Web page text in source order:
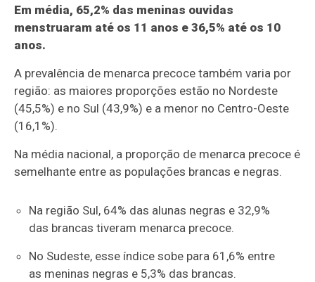
Em média, 65,2% das meninas ouvidas
menstruaram até os 11 anos e 36,5% até os 10
anos.
A prevalência de menarca precoce também varia por
região: as maiores proporções estão no Nordeste
(45,5%) e no Sul (43,9%) e a menor no Centro-Oeste
(16,1%).
Na média nacional, a proporção de menarca precoce é
semelhante entre as populações brancas e negras.
Na região Sul, 64% das alunas negras e 32,9%
das brancas tiveram menarca precoce.
No Sudeste, esse índice sobe para 61,6% entre
as meninas negras e 5,3% das brancas.